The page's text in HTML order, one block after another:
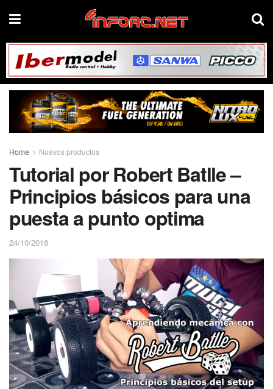
Home Nuevos productos
Tutorial por Robert Batlle –
Principios básicos para una
puesta a punto optima
24/10/2018